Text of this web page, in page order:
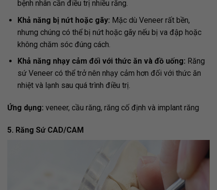
bệnh nhân cần điều trị nhiều răng.
Khả năng bị nứt hoặc gãy: Mặc dù Veneer rất bền,
nhưng chúng có thể bị nứt hoặc gãy nếu bị va đập hoặc
không chăm sóc đúng cách.
Khả năng nhạy cảm đối với thức ăn và đồ uống: Răng
sứ Veneer có thể trở nên nhạy cảm hơn đối với thức ăn
nhiệt và lạnh sau quá trình điều trị.
Ứng dụng: veneer, cầu răng, răng cố định và implant răng
5. Răng Sứ CAD/CAM